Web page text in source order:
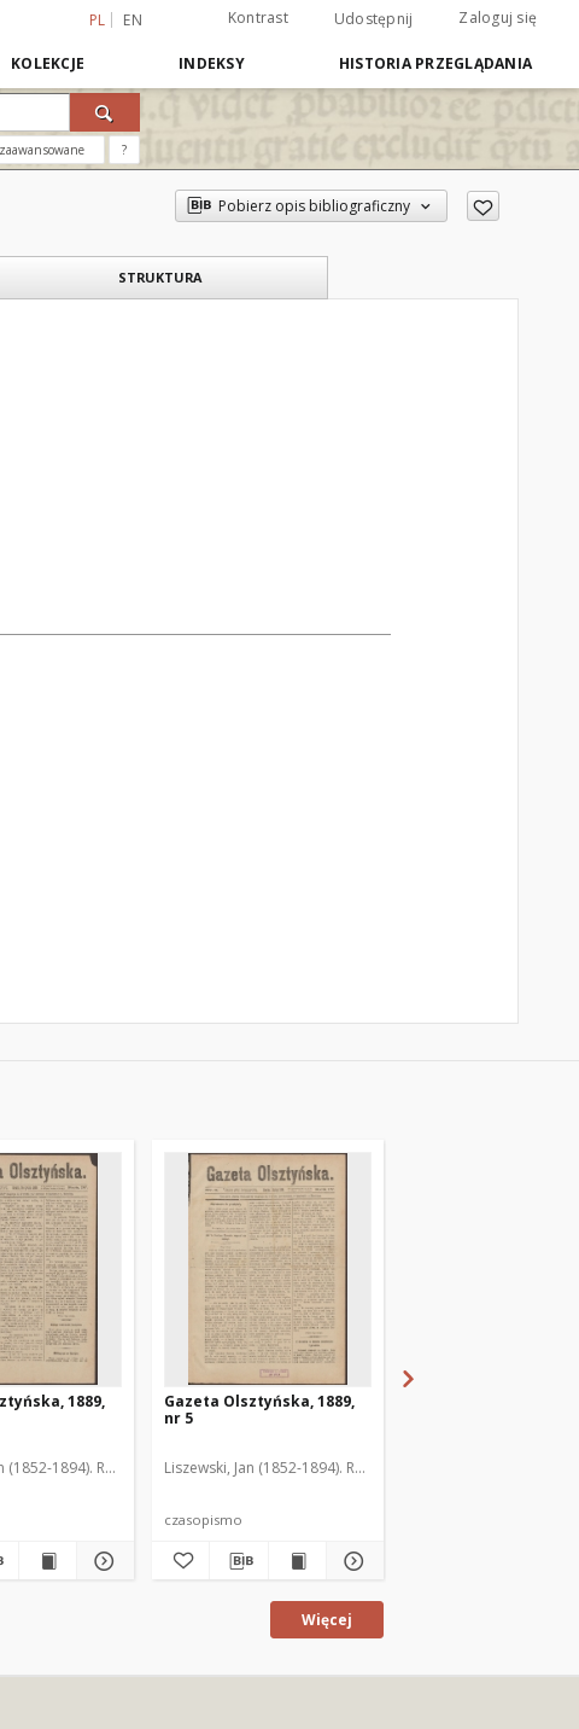
PL EN Kontrast Udostępnij Zaloguj się
KOLEKCJE INDEKSY HISTORIA PRZEGLĄDANIA
?
Pobierz opis bibliograficzny
STRUKTURA
1889,
(1852-1894). Red.
Gazeta Olsztyńska, 1889,
nr 5
Liszewski, Jan (1852-1894). Red.
czasopismo
Więcej